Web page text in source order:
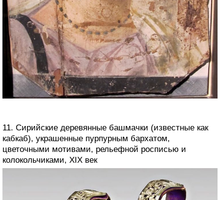
11. Сирийские деревянные башмачки (известные как
кабкаб), украшенные пурпурным бархатом,
цветочными мотивами, рельефной росписью и
колокольчиками, XIX век